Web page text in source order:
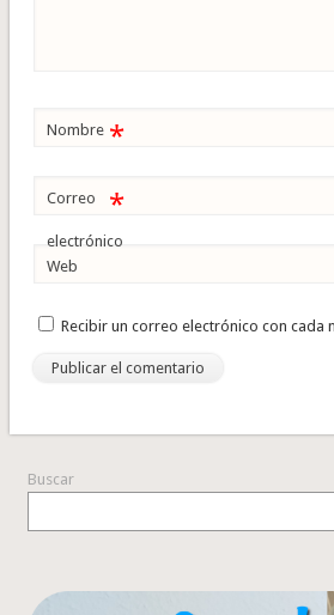
Nombre *
Correo
electrónico
*
Web
Recibir un correo electrónico con cada
Buscar